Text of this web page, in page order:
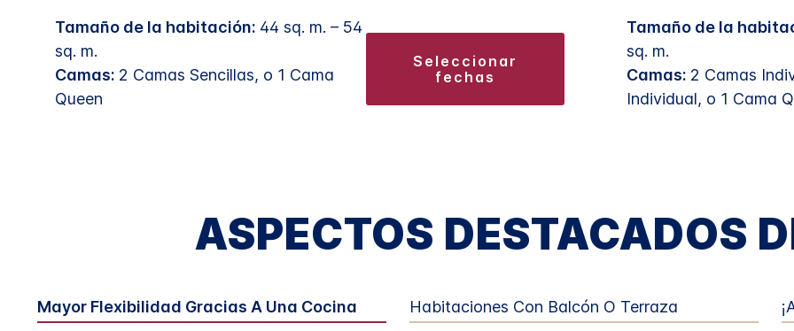
Tamaño de la habitación: 44 sq. m. – 54
sq. m.
Camas: 2 Camas Sencillas, o 1 Cama
Queen
seleccionar
fechas
Tamaño de la
sq. m.
Camas: 2 Camas
Individual, o 1 Cama
ASPECTOS DESTACADOS
Mayor Flexibilidad Gracias A Una Cocina Habitaciones Con Balcón O Terraza